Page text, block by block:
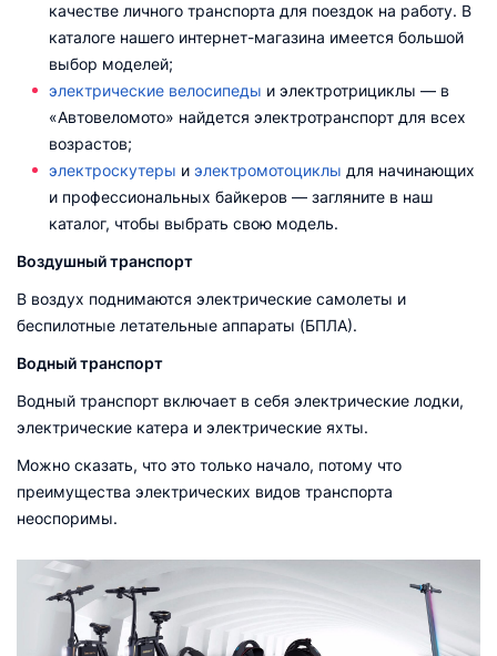
качестве личного транспорта для поездок на работу. В
каталоге нашего интернет-магазина имеется большой
выбор моделей;
электрические велосипеды и электротрициклы — в
«Автовеломото» найдется электротранспорт для всех
возрастов;
электроскутеры и электромотоциклы для начинающих
и профессиональных байкеров — загляните в наш
каталог, чтобы выбрать свою модель.
Воздушный транспорт
В воздух поднимаются электрические самолеты и
беспилотные летательные аппараты (БПЛА).
Водный транспорт
Водный транспорт включает в себя электрические лодки,
электрические катера и электрические яхты.
Можно сказать, что это только начало, потому что
преимущества электрических видов транспорта
неоспоримы.